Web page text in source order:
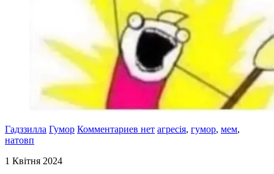
Гадззилла Гумор Комментариев нет агресія, гумор, мем,
натовп
1 Квітня 2024